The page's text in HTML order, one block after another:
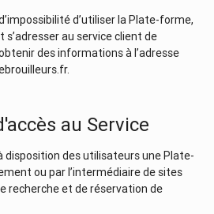
d’utiliser la Plate-forme,
au service client de
des informations à l’adresse
au Service
disposition des utilisateurs une Plate-
ou par l’intermédiaire de sites
recherche et de réservation de